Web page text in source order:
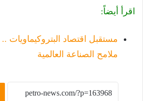
اقرأ أيضاً:
ملامح الصناعة العالمية